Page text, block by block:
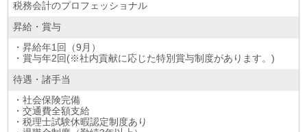
税務会計のプロフェッショナル
昇給・賞与
・昇給年1回（9月）
・賞与年2回(※社内貢献に応じた特別賞与制度があります。)
待遇・諸手当
・社会保険完備
・交通費全額支給
・税理士試験休暇認定制度あり